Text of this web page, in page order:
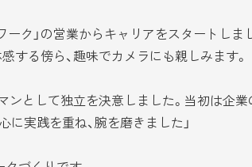
ク」の営業からキャリアをスタートしま
する傍ら、趣味でカメラにも親しみます。
ンとして独立を決意しました。当初は企業
実践を重ね、腕を磨きました」